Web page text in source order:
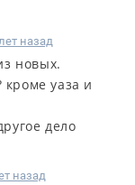
назад
новых.
кроме уаза и
дело
назад